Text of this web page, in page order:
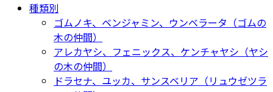
種類別
ゴムノキ、ベンジャミン、ウンベラータ（ゴムの
木の仲間）
アレカヤシ、フェニックス、ケンチャヤシ（ヤシ
の木の仲間）
ドラセナ、ユッカ、サンスベリア（リュウゼツラ